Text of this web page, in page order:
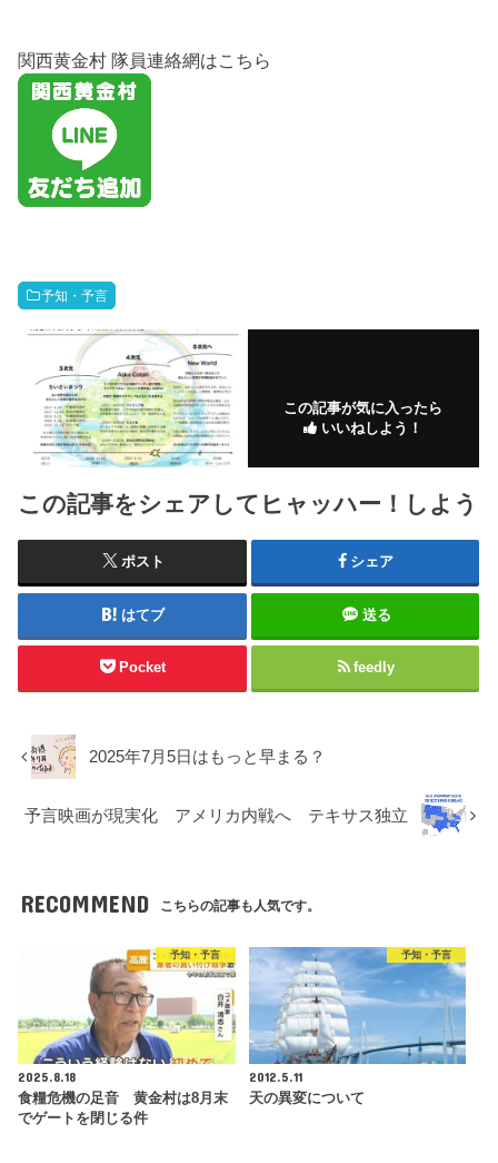
関西黄金村 隊員連絡網はこちら
予知・予言
この記事が気に入ったら
いいねしよう！
この記事をシェアしてヒャッハー！しよう
ポスト シェア
はてブ 送る
Pocket feedly
2025年7月5日はもっと早まる？
予言映画が現実化 アメリカ内戦へ テキサス独立
RECOMMEND こちらの記事も人気です。
予知・予言
2025.8.18
食糧危機の足音 黄金村は8月末
でゲートを閉じる件
予知・予言
2012.5.11
天の異変について